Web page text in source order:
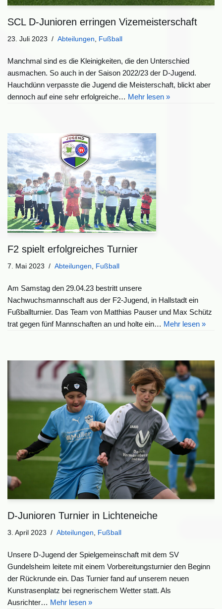
SCL D-Junioren erringen Vizemeisterschaft
23. Juli 2023 Abteilungen, Fußball
Manchmal sind es die Kleinigkeiten, die den Unterschied
ausmachen. So auch in der Saison 2022/23 der D-Jugend.
Hauchdünn verpasste die Jugend die Meisterschaft, blickt aber
dennoch auf eine sehr erfolgreiche… Mehr lesen »
F2 spielt erfolgreiches Turnier
7. Mai 2023 Abteilungen, Fußball
Am Samstag den 29.04.23 bestritt unsere
Nachwuchsmannschaft aus der F2-Jugend, in Hallstadt ein
Fußballturnier. Das Team von Matthias Pauser und Max Schütz
trat gegen fünf Mannschaften an und holte ein… Mehr lesen »
D-Junioren Turnier in Lichteneiche
3. April 2023 Abteilungen Fußball
Unsere D-Jugend der Spielgemeinschaft mit dem SV
Gundelsheim leitete mit einem Vorbereitungsturnier den Beginn
der Rückrunde ein. Das Turnier fand auf unserem neuen
Kunstrasenplatz bei regnerischem Wetter statt. Als
Ausrichter… Mehr lesen »